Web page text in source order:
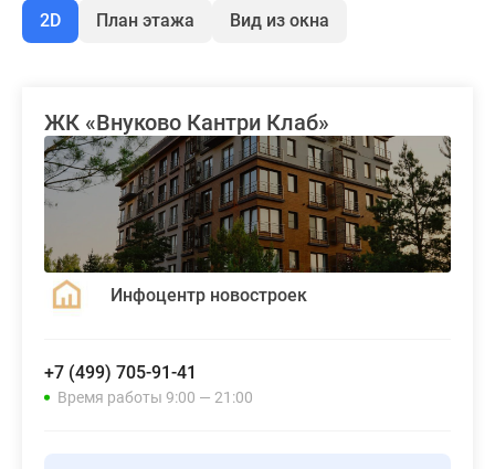
2D План этажа Вид из окна
ЖК «Внуково Кантри Клаб»
Инфоцентр новостроек
+7 (499) 705-91-41
Время работы 9:00 — 21:00